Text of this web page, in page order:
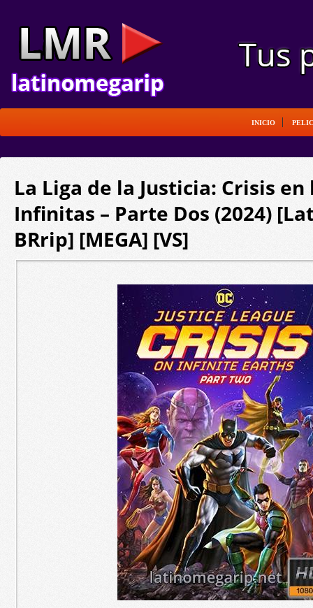
INICIO
La Liga de la Justicia: Crisis
Infinitas – Parte Dos (2024)
BRrip] [MEGA] [VS]